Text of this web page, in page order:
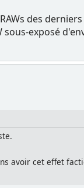
des
exposé
avoir cet effet